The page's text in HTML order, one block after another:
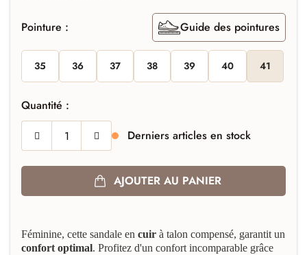
Pointure : Guide des pointures
35 36 37 38 39 40 41
Quantité :
Derniers articles en stock
AJOUTER AU PANIER
Féminine, cette sandale en cuir à talon compensé, garantit un
confort optimal. Profitez d'un confort incomparable grâce